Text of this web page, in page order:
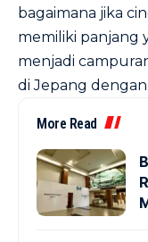
bagaimana jika
memiliki panjang
menjadi
di Jepang
More Read